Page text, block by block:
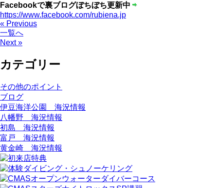
Facebookで裏ブログぼちぼち更新中
https://www.facebook.com/rubiena.jp
« Previous
一覧へ
Next »
カテゴリー
その他のポイント
ブログ
伊豆海洋公園 海況情報
八幡野 海況情報
初島 海況情報
富戸 海況情報
黄金崎 海況情報